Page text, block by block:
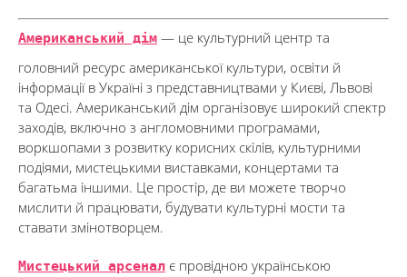
Американський дім — це культурний центр та
головний ресурс американської культури, освіти й
інформації в Україні з представництвами у Києві, Львові
та Одесі. Американський дім організовує широкий спектр
заходів, включно з англомовними програмами,
воркшопами з розвитку корисних скілів, культурними
подіями, мистецькими виставками, концертами та
багатьма іншими. Це простір, де ви можете творчо
мислити й працювати, будувати культурні мости та
ставати змінотворцем.
Мистецький арсенал є провідною українською